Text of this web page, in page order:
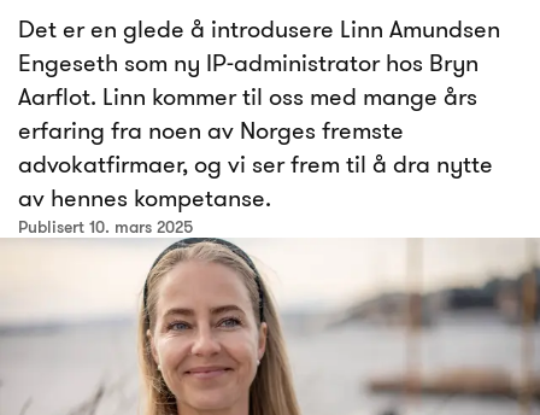
Det er en glede å introdusere Linn Amundsen
Engeseth som ny IP-administrator hos Bryn
Aarflot. Linn kommer til oss med mange års
erfaring fra noen av Norges fremste
advokatfirmaer, og vi ser frem til å dra nytte
av hennes kompetanse.
Publisert 10. mars 2025